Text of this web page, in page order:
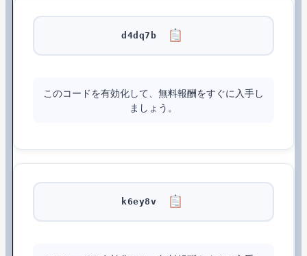
d4dq7b
このコードを有効化して、無料報酬をすぐに入手し
ましょう。
k6ey8v